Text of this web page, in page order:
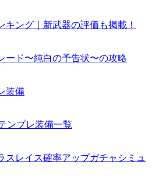
キング｜新武器の評価も掲載！
ード〜純白の予告状〜の攻略
装備
ンプレ装備一覧
スレイス確率アップガチャシミュ